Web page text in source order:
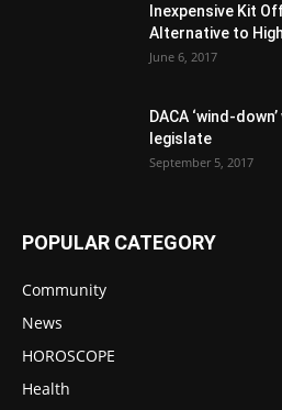
Inexpensive Kit
Alternative to
June 6, 2017
DACA ‘wind-
legislate
September 5, 2017
POPULAR CATEGORY
Community
News
HOROSCOPE
Health